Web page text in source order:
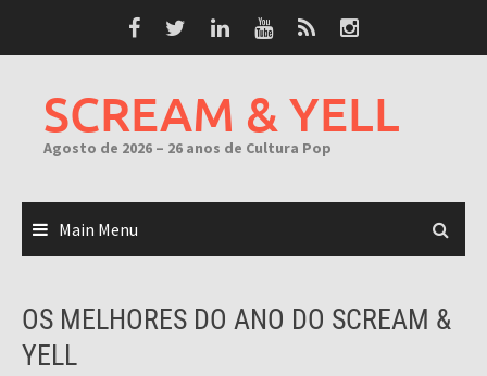
SCREAM & YELL
Agosto de 2026 – 26 anos de Cultura Pop
Main Menu
OS MELHORES DO ANO DO SCREAM &
YELL